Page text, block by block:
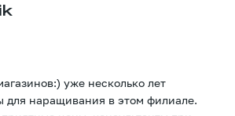
уже несколько лет
для наращивания в этом филиале.